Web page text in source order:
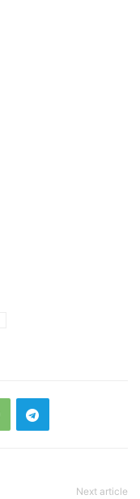
Next article